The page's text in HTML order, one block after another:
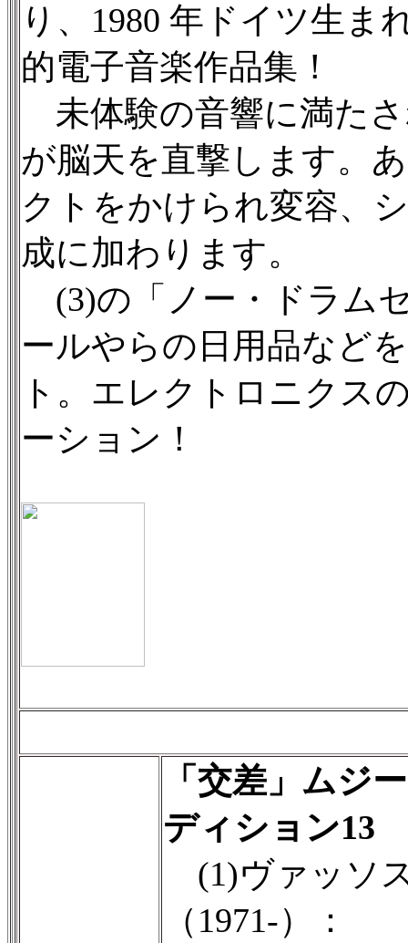
り、1980 年ドイツ生ま
的電子音楽作品集！
未体験の音響に満た
が脳天を直撃します。
クトをかけられ変容、
成に加わります。
(3)の「ノー・ドラム
ールやらの日用品など
ト。エレクトロニクス
ーション！
「交差」ムジ
ディション13
(1)ヴァッソ
（1971-）：